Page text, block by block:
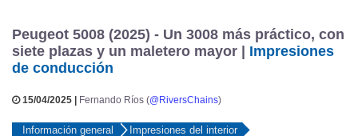
Peugeot 5008 (2025) - Un 3008 más práctico, con
siete plazas y un maletero mayor |
Impresiones